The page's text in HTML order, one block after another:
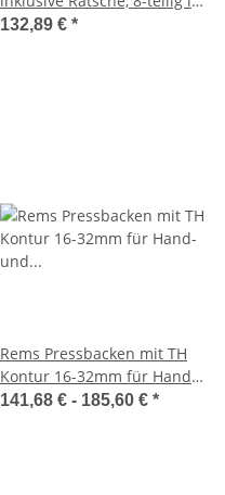
Blechkoffer, 7834
132,89 € *
Rems Pressbacken mit TH
Kontur 16-32mm für Hand-
und elektrische Radial-
141,68 € - 185,60 € *